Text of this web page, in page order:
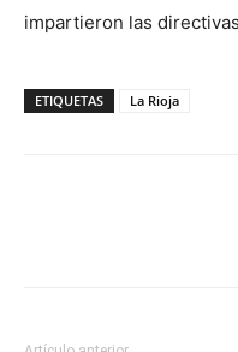
impartieron las
ETIQUETAS La Rioja